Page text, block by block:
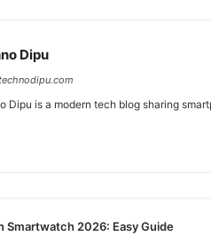
Dipu
Dipu is a modern tech blog sharing
Smartwatch 2026: Easy Guide